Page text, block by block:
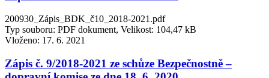
200930_Zápis_BDK_č10_2018-2021.pdf
Typ souboru: PDF dokument, Velikost: 104,47 kB
Vloženo: 17. 6. 2021
Zápis č. 9/2018-2021 ze schůze Bezpečnostně –